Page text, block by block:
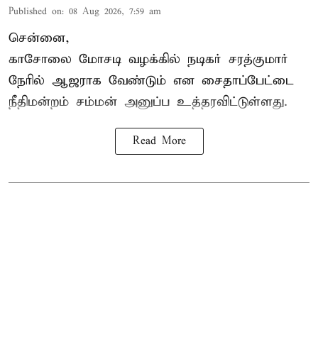
Published on: 08 Aug 2026, 7:59 am
சென்னை,
காசோலை மோசடி வழக்கில் நடிகர் சரத்குமார்
நேரில் ஆஜராக வேண்டும் என சைதாப்பேட்டை
நீதிமன்றம் சம்மன் அனுப்ப உத்தரவிட்டுள்ளது.
Read More